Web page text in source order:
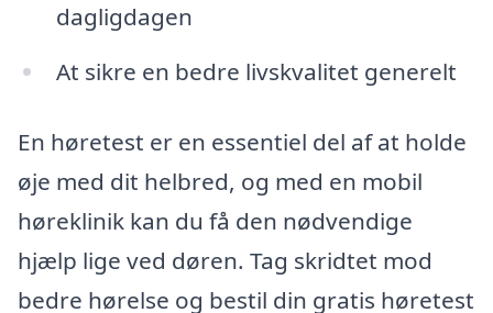
dagligdagen
At sikre en bedre livskvalitet generelt
En høretest er en essentiel del af at holde
øje med dit helbred, og med en mobil
høreklinik kan du få den nødvendige
hjælp lige ved døren. Tag skridtet mod
bedre hørelse og bestil din gratis høretest